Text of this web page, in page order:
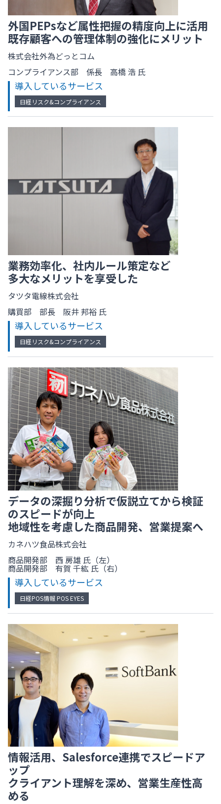
外国PEPsなど属性把握の精度向上に活用
既存顧客への管理体制の強化にメリット
株式会社外為どっとコム
コンプライアンス部 係長 高橋 浩 氏
導入しているサービス
日経リスク&コンプライアンス
業務効率化、社内ルール策定など
多大なメリットを享受した
タツタ電線株式会社
購買部 部長 阪井 邦裕 氏
導入しているサービス
日経リスク&コンプライアンス
データの深掘り分析で仮説立てから検証
のスピードが向上
地域性を考慮した商品開発、営業提案へ
カネハツ食品株式会社
商品開発部 西 房雄 氏（左）
商品開発部 有賀 千紘 氏（右）
導入しているサービス
日経POS情報 POS EYES
情報活用、Salesforce連携でスピードア
ップ
クライアント理解を深め、営業生産性高
める